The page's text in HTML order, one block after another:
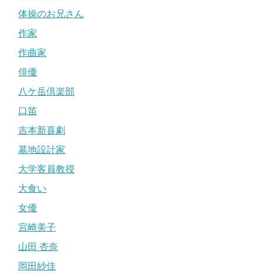
体操のお兄さん
作家
作曲家
俳優
八ケ岳倶楽部
口笛
吉本新喜劇
墓地設計家
大学客員教授
大食い
女優
宮崎美子
山田 杏奈
岡田紗佳